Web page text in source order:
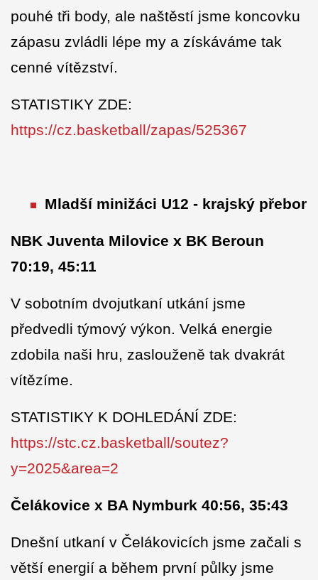
pouhé tři body, ale naštěstí jsme koncovku
zápasu zvládli lépe my a získáváme tak
cenné vítězství.
STATISTIKY ZDE:
https://cz.basketball/zapas/525367
Mladší minižáci U12 - krajský přebor
NBK Juventa Milovice x BK Beroun
70:19, 45:11
V sobotním dvojutkaní utkání jsme
předvedli týmový výkon. Velká energie
zdobila naši hru, zaslouženě tak dvakrát
vítězíme.
STATISTIKY K DOHLEDÁNÍ ZDE:
https://stc.cz.basketball/soutez?
y=2025&area=2
Čelákovice x BA Nymburk 40:56, 35:43
Dnešní utkaní v Čelákovicích jsme začali s
větší energií a během první půlky jsme